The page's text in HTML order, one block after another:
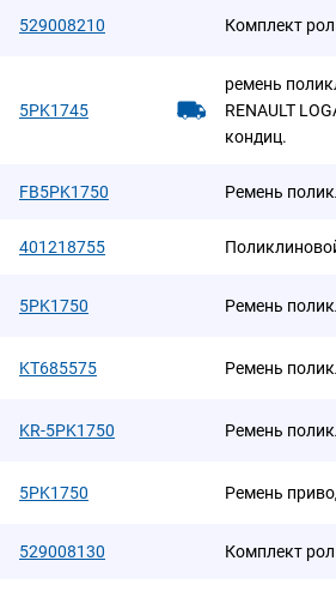
529008210 Комплект
5PK1745
ремень
RENAULT
кондиц.
FB5PK1750 Ремень
401218755
5PK1750 Ремень
KT685575 Ремень
KR-5PK1750 Ремень
5PK1750 Ремень
529008130 Комплект